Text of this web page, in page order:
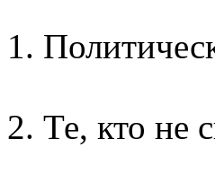
1.
2. Те, кто не